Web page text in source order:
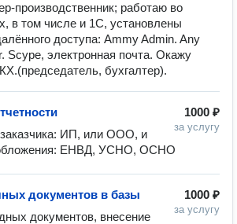
производственник; работаю во
в том числе и 1С, установлены
доступа: Ammy Admin. Any
Scype, электронная почта. Окажу
бухгалтер).
1000 ₽
за услугу
заказчика: ИП, или ООО, и
ЕНВД, УСНО, ОСНО
1000 ₽
за услугу
документов в базы
документов, внесение